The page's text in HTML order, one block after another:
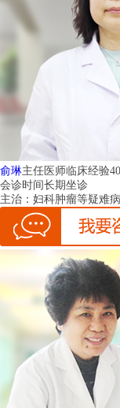
俞琳主任医师临床经验
会诊时间长期坐诊
主治： 妇科肿瘤等疑难